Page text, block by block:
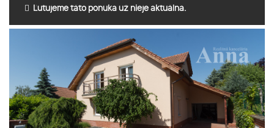
Ľutujeme táto ponuka už nieje aktuálna.